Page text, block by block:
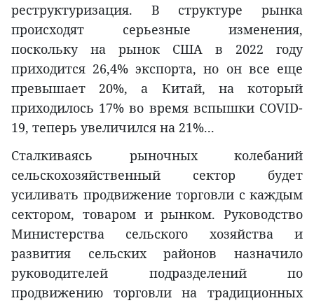
реструктуризация. В структуре рынка
происходят серьезные изменения,
поскольку на рынок США в 2022 году
приходится 26,4% экспорта, но он все еще
превышает 20%, а Китай, на который
приходилось 17% во время вспышки COVID-
19, теперь увеличился на 21%...
Сталкиваясь рыночных колебаний
сельскохозяйственный сектор будет
усиливать продвижение торговли с каждым
сектором, товаром и рынком. Руководство
Министерства сельского хозяйства и
развития сельских районов назначило
руководителей подразделений по
продвижению торговли на традиционных